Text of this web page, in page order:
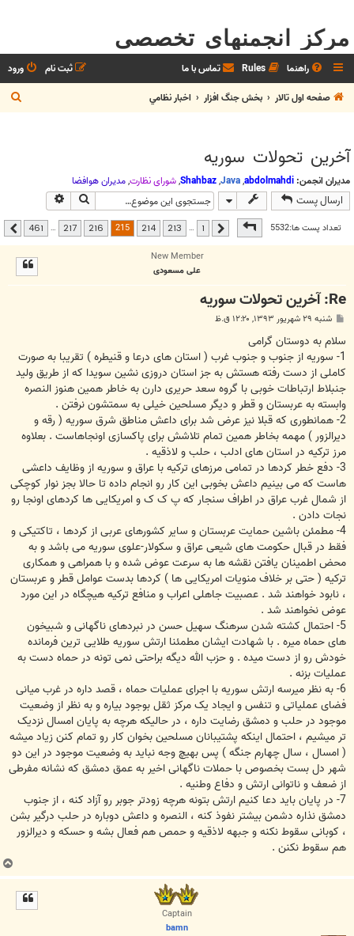
مرکز انجمنهای تخصصی
راهنما Rules تماس با ما ورود
ثبت نام
صفحه اول تالار
بخش جنگ افزار اخبار نظامي
ج
س
آخرين تحولات سوريه
مدیران انجمن: abdolmahdi
,
Java
,
Shahbaz
,شوراي نظارت,مديران هوافضا
ارسال پست جستجو
تعداد پست ها:5532
صفحه215
461 قبلی …
213
214
215
216
217
…
461 بعدی
New Member
علی مسعودی
Re: آخرين تحولات سوريه
پ
ت
شنبه ۲۹ شهریور ۱۳۹۳, ۱۲:۲۰ ق.ظ
سلام به دوستان گرامی
1- سوریه از جنوب و جنوب غرب ( استان های درعا و قنیطره ) تقریبا به صورت
کاملی از دست رفته هستش به جز استان دروزی نشین سویدا که از طریق ولید
جنبلاط ارتباطات خوبی با گروه سعد حریری دارن به خاطر همین هنوز النصره
وابسته به عربستان و قطر و دیگر مسلحین خیلی به سمتشون نرفتن .
2- همانطوری که قبلا نیز عرض شد برای داعش مناطق شرق سوریه ( رقه و
دیرالزور ) مهمه بخاطر همین تمام تلاشش برای پاکسازی اونجاهاست . بعلاوه
مرز ترکیه در استان های ادلب ، حلب و لاذقیه .
3- دفع خطر کردها در تمامی مرزهای ترکیه با عراق و سوریه از وظایف داعشی
هاست که می بینیم داعش بخوبی این کار رو انجام داده تا حالا بجز نوار کوچکی
از شمال غرب عراق در اطراف سنجار که پ ک ک و امریکایی ها کردهای اونجا رو
نجات دادن .
4- مطمئن باشین حمایت عربستان و سایر کشورهای عربی از کردها ، تاکتیکی و
فقط در قبال حکومت های شیعی عراق و سکولار-علوی سوریه می باشد و به
محض اطمینان یافتن نقشه ها به سرعت عوض شده و با همراهی و همکاری
ترکیه ( حتی بر خلاف منویات امریکایی ها ) کردها بدست عوامل قطر و عربستان
، نابود خواهند شد . عصبیت جاهلی اعراب و منافع ترکیه هیچگاه در این مورد
عوض نخواهند شد .
5- احتمال کشته شدن سرهنگ سهیل حسن در نبردهای ناگهانی و شبیخون
های حماه میره . با شهادت ایشان مطمئنا ارتش سوریه طلایی ترین فرمانده
خودش رو از دست میده . و حزب الله دیگه براحتی نمی تونه در حماه دست به
عملیات بزنه .
6- به نظر میرسه ارتش سوریه با اجرای عملیات حماه ، قصد داره در غرب میانی
فضای عملیاتی و تنفس و ایجاد یک مرکز ثقل بوجود بیاره و به نظر از وضعیت
موجود در حلب و دمشق رضایت داره ، در حالیکه هرچه به پایان امسال نزدیک
تر میشیم ، احتمال اینکه پشتیبانان مسلحین بخوان کار رو تمام کنن زیاد میشه
( امسال ، سال چهارم جنگه ) پس بهیچ وجه نباید به وضعیت موجود در این دو
شهر دل بست بخصوص با حملات ناگهانی اخیر به عمق دمشق که نشانه مفرطی
از ضعف و ناتوانی ارتش و دفاع وطنیه .
7- در پایان باید دعا کنیم ارتش بتونه هرچه زودتر جوبر رو آزاد کنه ، از جنوب
دمشق نذاره دشمن بیشتر نفوذ کنه ، النصره و داعش دوباره در حلب درگیر بشن
، کوبانی سقوط نکنه و جبهه لاذقیه و حمص هم فعال بشه و حسکه و دیرالزور
هم سقوط نکنن .
ب
ا
Captain
bamn